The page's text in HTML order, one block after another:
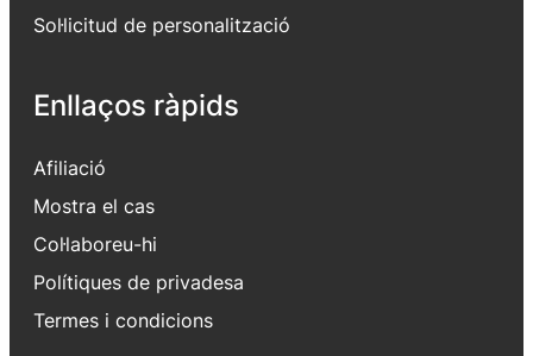
Sol·licitud de personalització
Enllaços ràpids
Afiliació
Mostra el cas
Col·laboreu-hi
Polítiques de privadesa
Termes i condicions